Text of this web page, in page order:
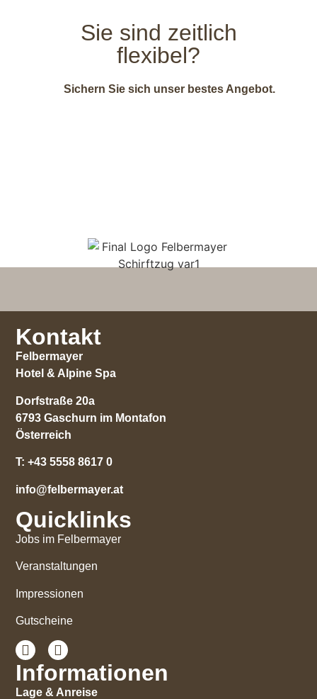
Sie sind zeitlich
flexibel?
Sichern Sie sich unser bestes Angebot.
Kontakt
Felbermayer
Hotel & Alpine Spa
Dorfstraße 20a
6793 Gaschurn im Montafon
Österreich
T:+43 5558 8617 0
info@felbermayer.at
Quicklinks
Jobs im Felbermayer
Veranstaltungen
Impressionen
Gutscheine
Informationen
Lage & Anreise